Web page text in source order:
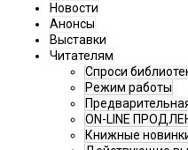
Новости
Анонсы
Выставки
Читателям
Спроси
Режим работы
ON-LINE
Книжные